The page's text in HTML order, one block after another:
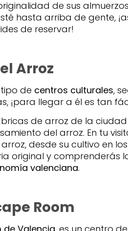
de sus
hasta arriba de gente,
de reservar!
Arroz
de centros culturales,
¡para llegar a él es tan
de arroz de la
del arroz. En tu
desde su cultivo en
original y comprenderás
valenciana.
Room